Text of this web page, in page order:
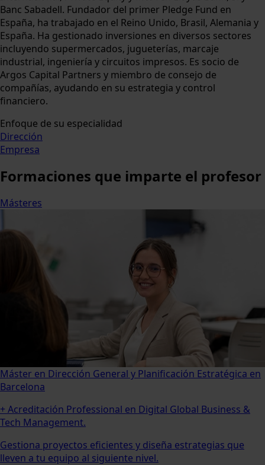
Banc Sabadell. Fundador del primer Pledge Fund en
España, ha trabajado en el Reino Unido, Brasil, Alemania y
España. Ha gestionado inversiones en diversos sectores
incluyendo supermercados, jugueterías, marcaje
industrial, ingeniería y circuitos impresos. Es socio de
Argos Capital Partners y miembro de consejo de
compañías, ayudando en su estrategia y control
financiero.
Enfoque de su especialidad
Dirección
Empresa
Formaciones que imparte el profesor
Másteres
Máster en Dirección General y Planificación Estratégica en
Barcelona
+ Acreditación Professional en Digital Global Business &
Tech Management.
Gestiona proyectos eficientes y diseña estrategias que
lleven a tu equipo al siguiente nivel.